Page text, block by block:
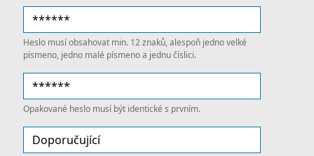
Heslo musí obsahovat min. 12 znaků, alespoň jedno velké
písmeno, jedno malé písmeno a jednu číslici.
Opakované heslo musí být identické s prvním.